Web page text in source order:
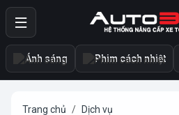
Ánh sáng Phim cách nhiệt
Trang chủ
Dịch vụ